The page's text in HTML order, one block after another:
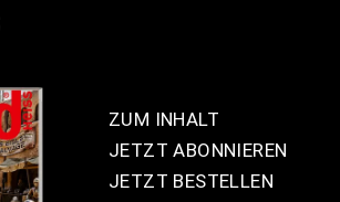
ZUM INHALT
JETZT ABONNIEREN
JETZT BESTELLEN